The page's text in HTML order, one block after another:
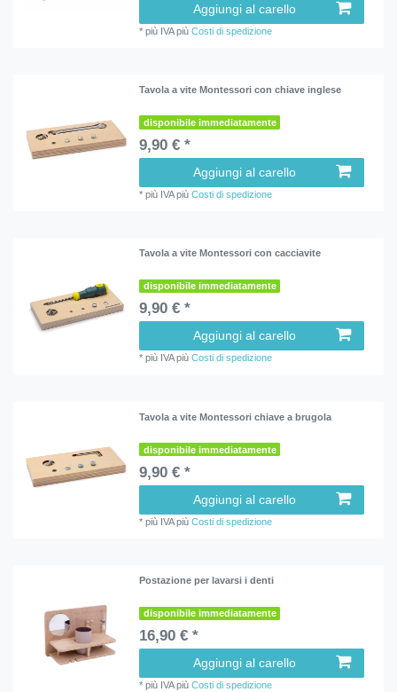
Aggiungi al carello
*più IVApiùCosti di spedizione
Tavola a vite Montessori con chiave inglese
disponibile immediatamente
9,90 € *
Aggiungi al carello
*più IVApiùCosti di spedizione
Tavola a vite Montessori con cacciavite
disponibile immediatamente
9,90 € *
Aggiungi al carello
*più IVApiùCosti di spedizione
Tavola a vite Montessori chiave a brugola
disponibile immediatamente
9,90 € *
Aggiungi al carello
*più IVApiùCosti di spedizione
Postazione per lavarsi i denti
disponibile immediatamente
16,90 € *
Aggiungi al carello
*più IVApiùCosti di spedizione